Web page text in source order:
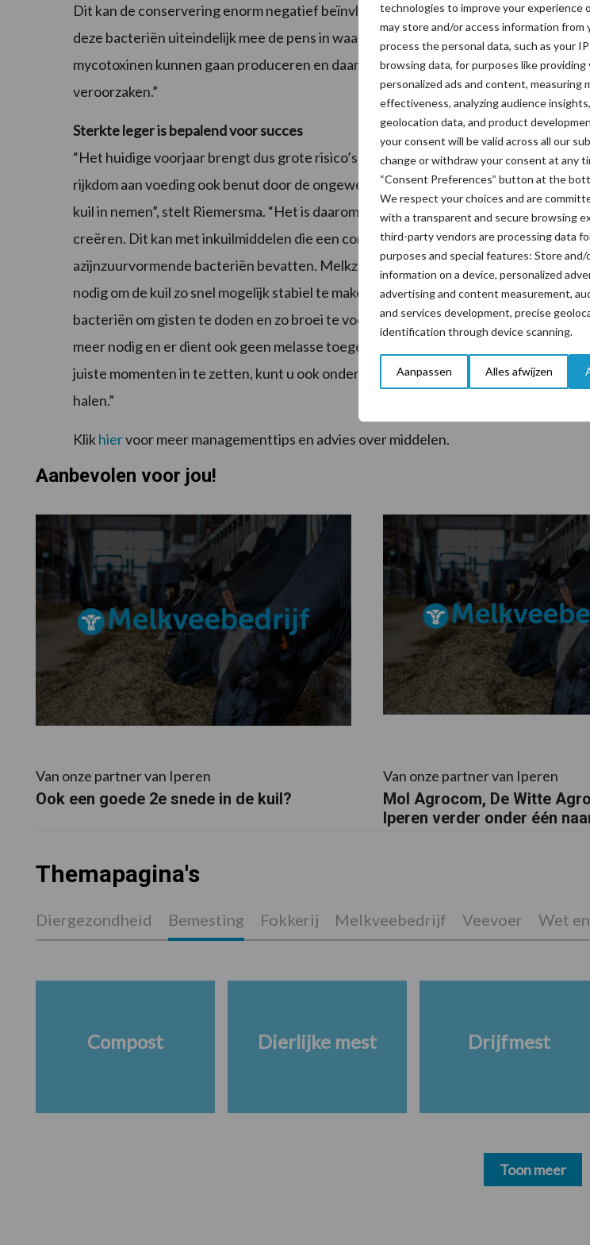
technologies to improve your experience
may store and/or access information from
process the personal data, such as your
browsing data, for purposes like providing
personalized ads and content, measuring
effectiveness, analyzing audience
geolocation data, and product
your consent will be valid across all our
change or withdraw your consent at any
“Consent Preferences” button at the
We respect your choices and are
with a transparent and secure browsing
third-party vendors are processing data
purposes and special features: Store and/
information on a device, personalized
advertising and content measurement,
and services development, precise
identification through device scanning.
Aanpassen Alles afwijzen
Dit kan de conservering enorm negatief beïnvloeden en veel verlies veroorzaken.
deze bacteriën uiteindelijk mee de pens in waar ze een verslechterde
mycotoxinen kunnen gaan produceren en daarmee verschillende
veroorzaken.”
Sterkte leger is bepalend voor succes
“Het huidige voorjaar brengt dus grote risico’s op vervuiling met zich mee en
rijkdom aan voeding ook benut door de ongewenste bacteriën, gisten en schimmels
kuil in nemen”, stelt Riemersma. “Het is daarom essentieel om een sterk leger aan
creëren. Dit kan met inkuilmiddelen die een combinatie van melkzuurvormende en
azijnzuurvormende bacteriën bevatten. Melkzuurvormende (homofermentatief)
nodig om de kuil zo snel mogelijk stabiel te maken en azijnzuuvormende
bacteriën om gisten te doden en zo broei te voorkomen en schimmels te remmen.
meer nodig en er dient ook geen melasse toegevoegd te worden. Door de juiste
juiste momenten in te zetten, kunt u ook onder deze omstandigheden weer meer
halen.”
Klikhiervoor meer managementtips en advies over middelen.
Aanbevolen voor jou!
Van onze partner van Iperen
Ook een goede 2e snede in de kuil?
Van onze partner van Iperen
Mol Agrocom, De Witte
Iperen verder onder één
Themapagina's
Diergezondheid Bemesting Fokkerij Melkveebedrijf Veevoer Wet
Compost Dierlijke mest Drijfmest
Toon meer